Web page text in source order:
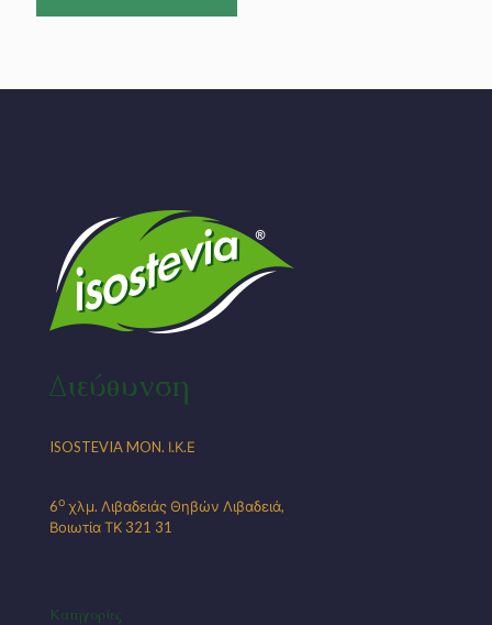
Διεύθυνση
ISOSTEVIA MON. Ι.Κ.Ε
6ο χλμ. Λιβαδειάς Θηβών Λιβαδειά,
Βοιωτία ΤΚ 321 31
Κατηγορίες